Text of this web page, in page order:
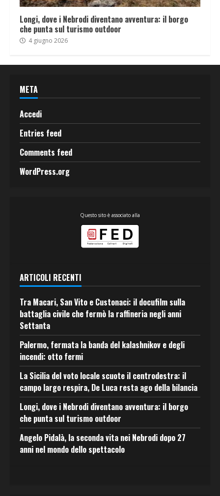
Longi, dove i Nebrodi diventano avventura: il borgo
che punta sul turismo outdoor
4 giugno 2026
META
Accedi
Entries feed
Comments feed
WordPress.org
Questo sito è associato alla
ARTICOLI RECENTI
Tra Macari, San Vito e Custonaci: il docufilm sulla
battaglia civile che fermò la raffineria negli anni
Settanta
Palermo, fermata la banda del kalashnikov e degli
incendi: otto fermi
La Sicilia del voto locale scuote il centrodestra: il
campo largo respira, De Luca resta ago della bilancia
Longi, dove i Nebrodi diventano avventura: il borgo
che punta sul turismo outdoor
Angelo Pidalà, la seconda vita nei Nebrodi dopo 27
anni nel mondo dello spettacolo